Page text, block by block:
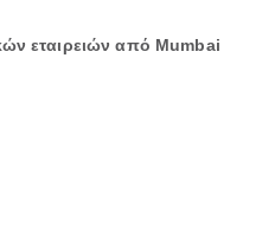
εταιρειών από Mumbai